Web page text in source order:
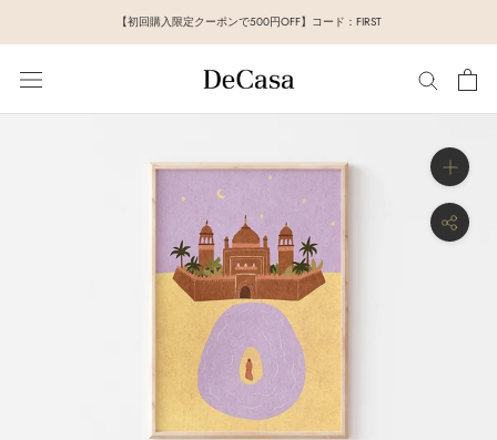
し
【初回購入限定クーポンで500円OFF】コード：FIRST